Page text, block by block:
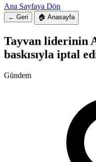
Ana Sayfaya Dön
← Geri 🏠 Anasayfa
Tayvan liderinin
baskısıyla iptal
Gündem